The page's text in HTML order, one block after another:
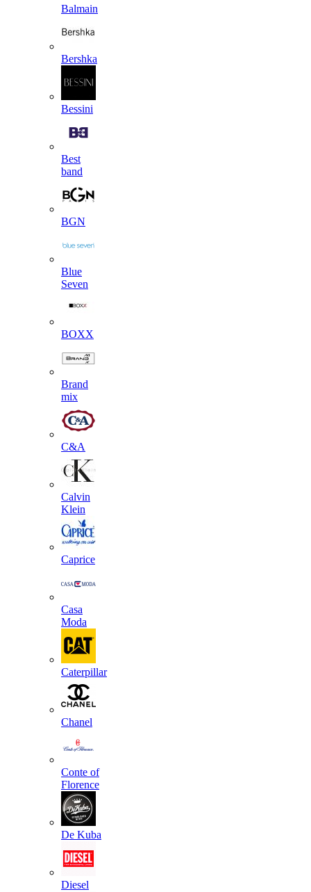
Balmain
Bershka
Bessini
Best
band
BGN
Blue
Seven
BOXX
Brand
mix
C&A
Calvin
Klein
Caprice
Casa
Moda
Caterpillar
Chanel
Conte of
Florence
De Kuba
Diesel